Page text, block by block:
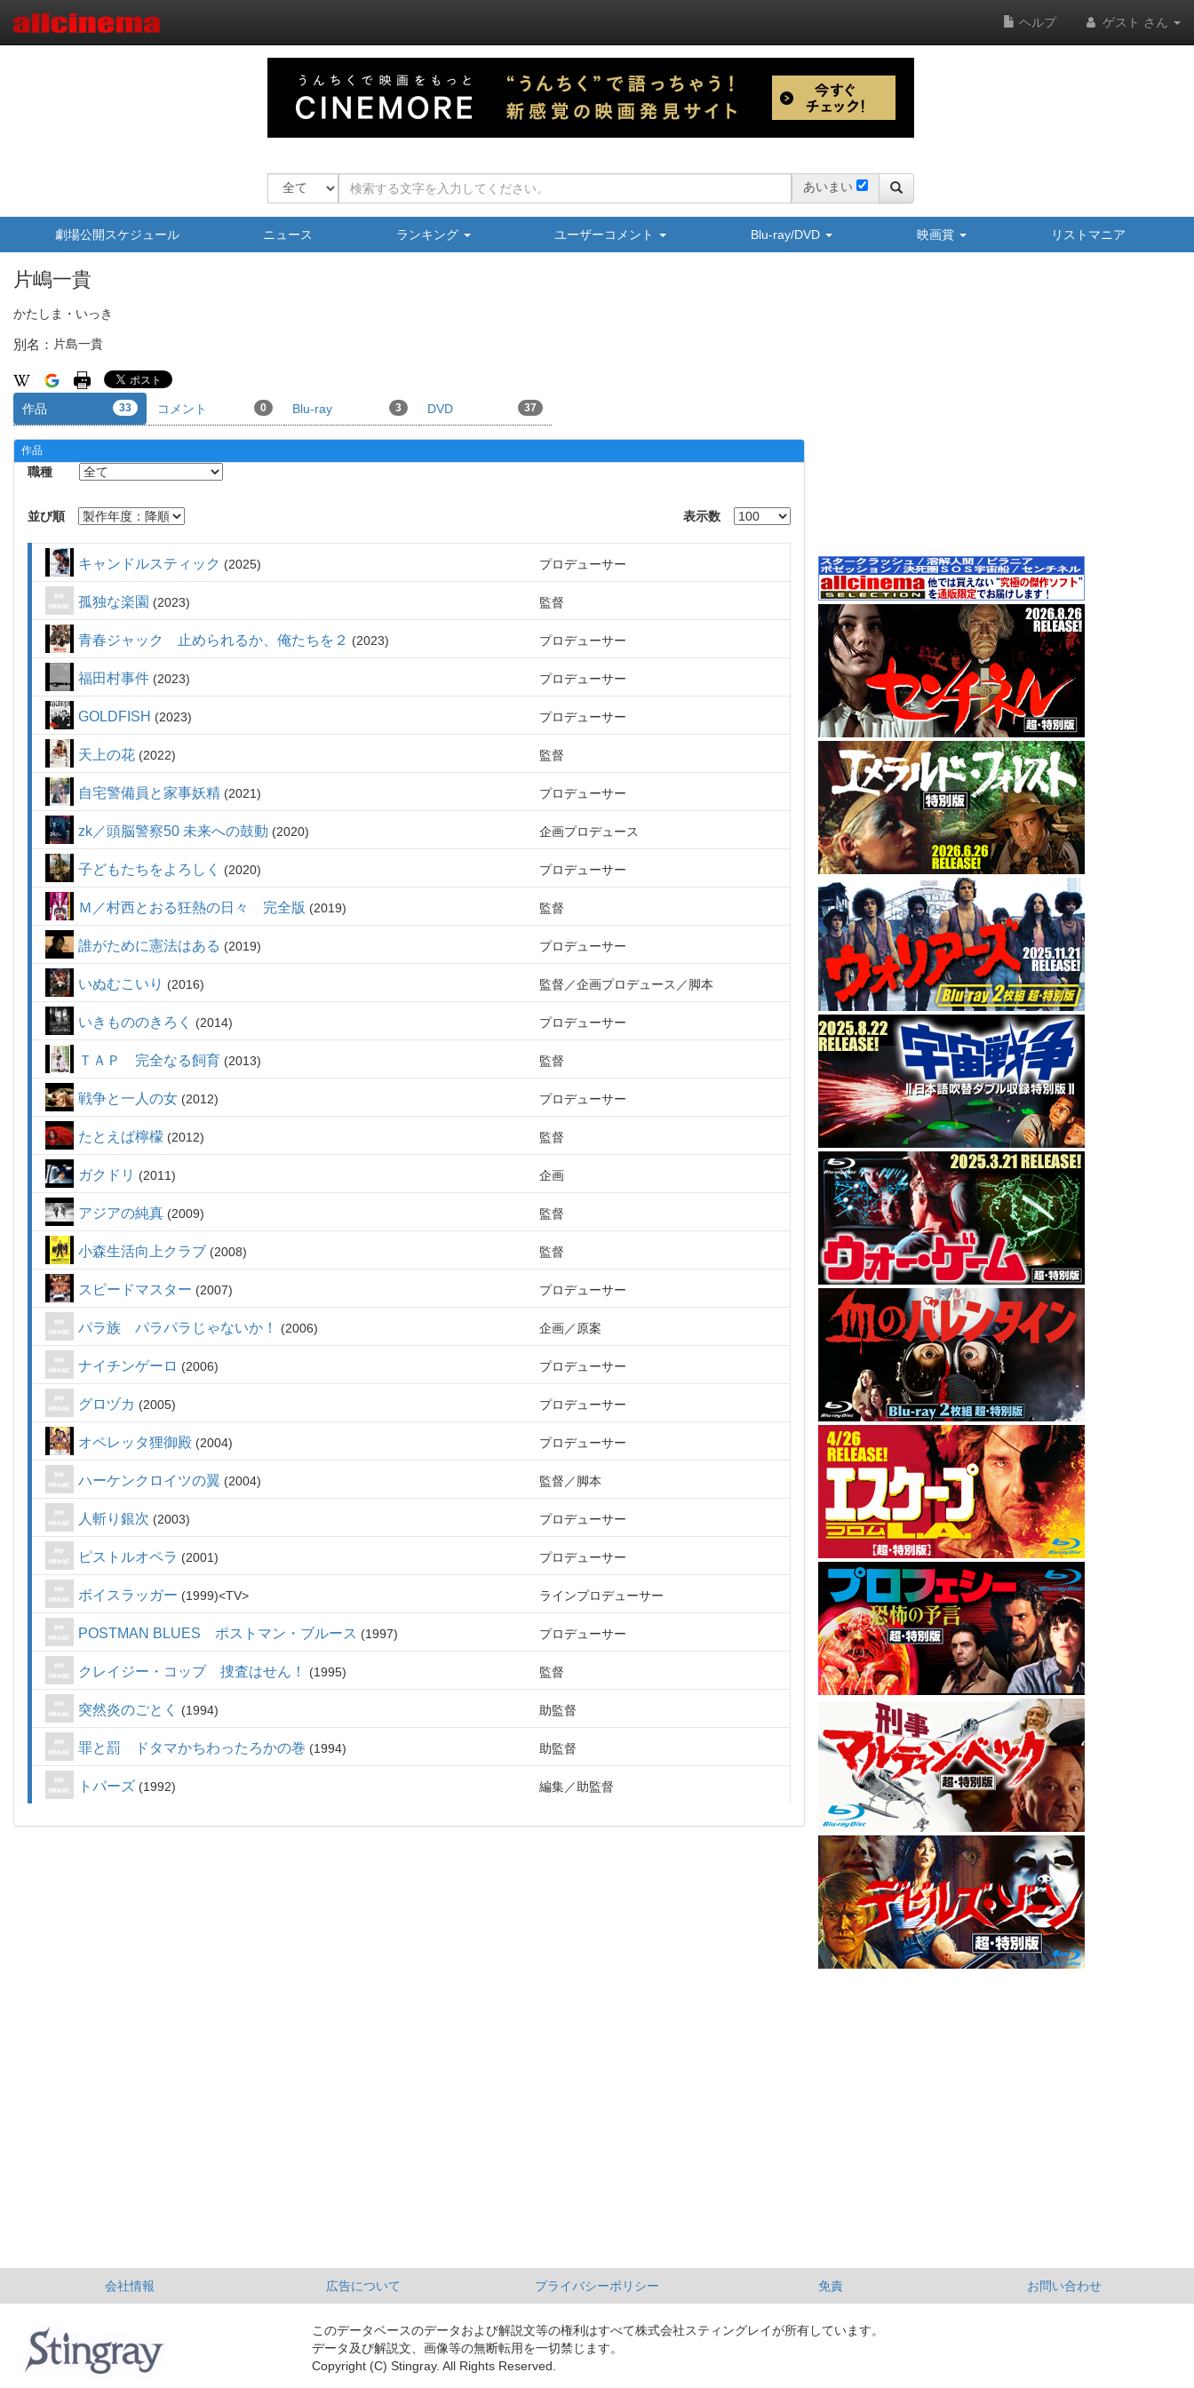
ヘルプ ゲスト さん
あいまい
劇場公開スケジュール ニュース ランキング ユーザーコメント Blu-ray/DVD 映画賞 リストマニア
片嶋一貴
かたしま・いっき
別名： 片島一貴
作品 33 コメント 0 Blu-ray 3 DVD 37
作品
職種
並び順 表示数
キャンドルスティック 2025 プロデューサー
孤独な楽園 2023 監督
青春ジャック 止められるか、俺たちを２ 2023 プロデューサー
福田村事件 2023 プロデューサー
GOLDFISH 2023 プロデューサー
天上の花 2022 監督
自宅警備員と家事妖精 2021 プロデューサー
zk／頭脳警察50 未来への鼓動 2020 企画プロデュース
子どもたちをよろしく 2020 プロデューサー
Ｍ／村西とおる狂熱の日々 完全版 2019 監督
誰がために憲法はある 2019 プロデューサー
いぬむこいり 2016 監督 企画プロデュース 脚本
いきもののきろく 2014 プロデューサー
ＴＡＰ 完全なる飼育 2013 監督
戦争と一人の女 2012 プロデューサー
たとえば檸檬 2012 監督
ガクドリ 2011 企画
アジアの純真 2009 監督
小森生活向上クラブ 2008 監督
スピードマスター 2007 プロデューサー
パラ族 パラパラじゃないか！ 2006 企画 原案
ナイチンゲーロ 2006 プロデューサー
グロヅカ 2005 プロデューサー
オペレッタ狸御殿 2004 プロデューサー
ハーケンクロイツの翼 2004 監督 脚本
人斬り銀次 2003 プロデューサー
ピストルオペラ 2001 プロデューサー
ボイスラッガー 1999 TV ラインプロデューサー
POSTMAN BLUES ポストマン・ブルース 1997 プロデューサー
クレイジー・コップ 捜査はせん！ 1995 監督
突然炎のごとく 1994 助監督
罪と罰 ドタマかちわったろかの巻 1994 助監督
トパーズ 1992 編集 助監督
会社情報 広告について プライバシーポリシー 免責 お問い合わせ
このデータベースのデータおよび解説文等の権利はすべて株式会社スティングレイが所有しています。
データ及び解説文、画像等の無断転用を一切禁じます。
Copyright (C) Stingray. All Rights Reserved.